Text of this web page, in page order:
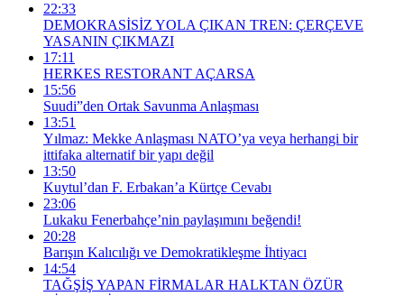
22:33
DEMOKRASİSİZ YOLA ÇIKAN TREN: ÇERÇEVE
YASANIN ÇIKMAZI
17:11
HERKES RESTORANT AÇARSA
15:56
Suudi”den Ortak Savunma Anlaşması
13:51
Yılmaz: Mekke Anlaşması NATO’ya veya herhangi bir
ittifaka alternatif bir yapı değil
13:50
Kuytul’dan F. Erbakan’a Kürtçe Cevabı
23:06
Lukaku Fenerbahçe’nin paylaşımını beğendi!
20:28
Barışın Kalıcılığı ve Demokratikleşme İhtiyacı
14:54
TAĞŞİŞ YAPAN FİRMALAR HALKTAN ÖZÜR